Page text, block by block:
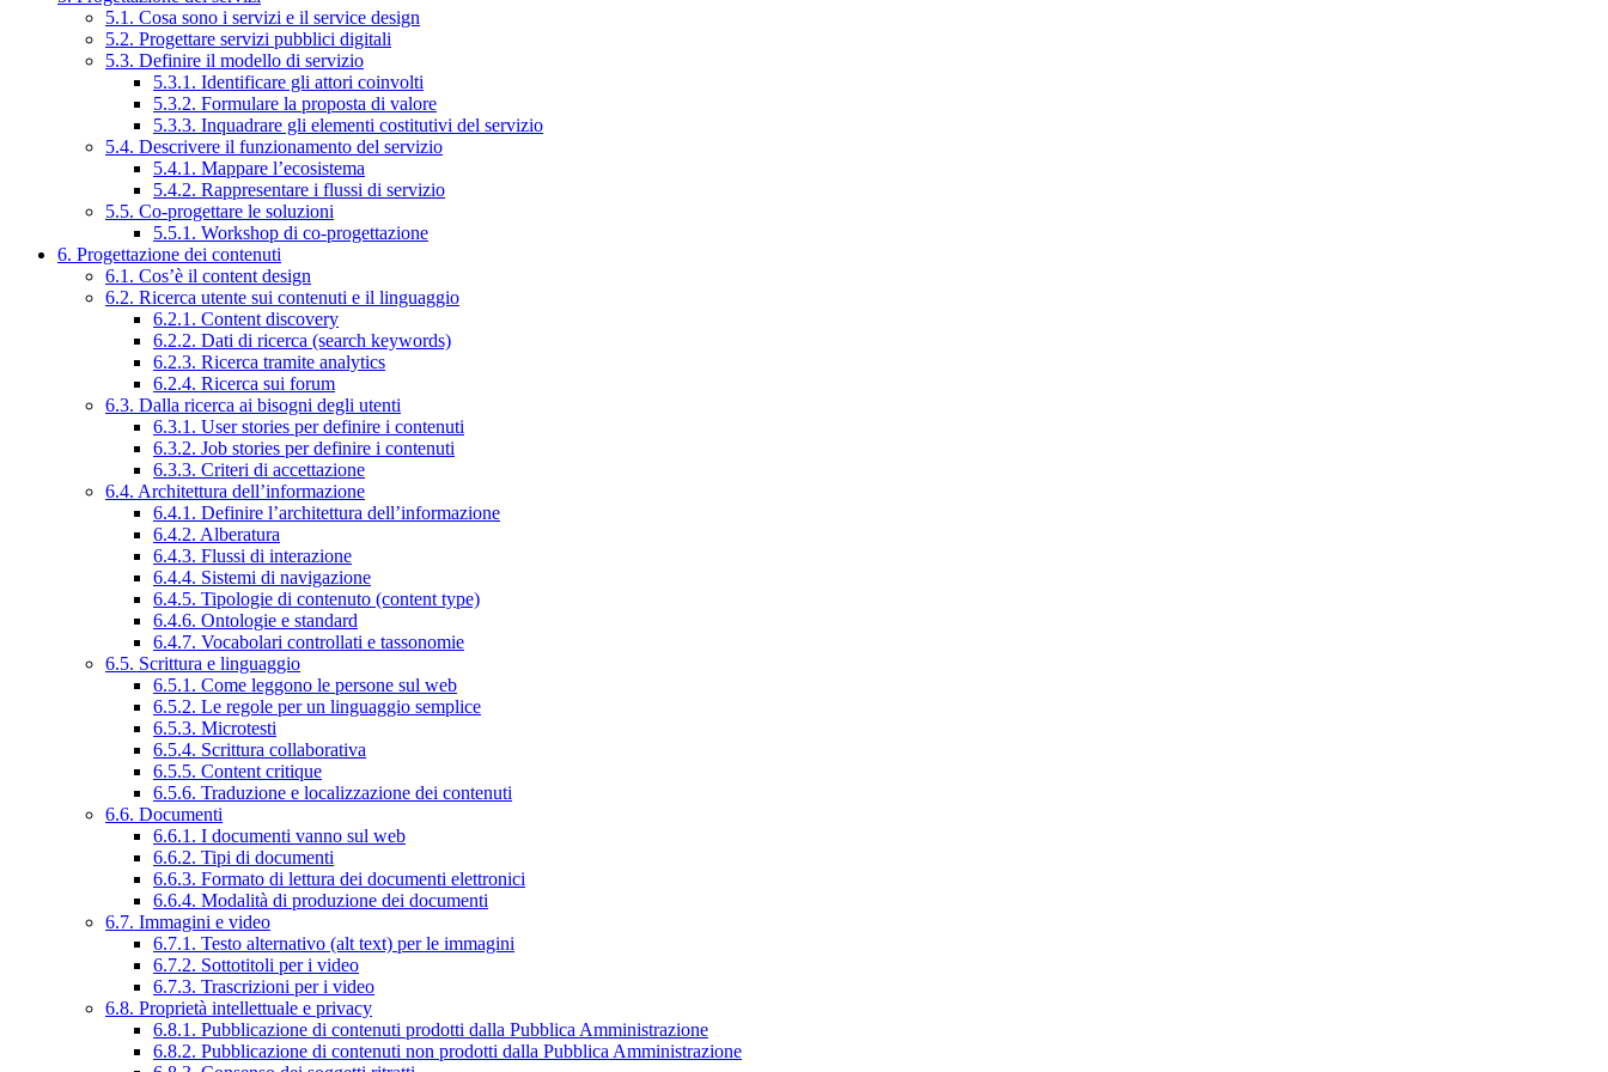
5.1. Cosa sono i servizi e il service design
5.2. Progettare servizi pubblici digitali
5.3. Definire il modello di servizio
5.3.1. Identificare gli attori coinvolti
5.3.2. Formulare la proposta di valore
5.3.3. Inquadrare gli elementi costitutivi del servizio
5.4. Descrivere il funzionamento del servizio
5.4.1. Mappare l’ecosistema
5.4.2. Rappresentare i flussi di servizio
5.5. Co-progettare le soluzioni
5.5.1. Workshop di co-progettazione
6. Progettazione dei contenuti
6.1. Cos’è il content design
6.2. Ricerca utente sui contenuti e il linguaggio
6.2.1. Content discovery
6.2.2. Dati di ricerca (search keywords)
6.2.3. Ricerca tramite analytics
6.2.4. Ricerca sui forum
6.3. Dalla ricerca ai bisogni degli utenti
6.3.1. User stories per definire i contenuti
6.3.2. Job stories per definire i contenuti
6.3.3. Criteri di accettazione
6.4. Architettura dell’informazione
6.4.1. Definire l’architettura dell’informazione
6.4.2. Alberatura
6.4.3. Flussi di interazione
6.4.4. Sistemi di navigazione
6.4.5. Tipologie di contenuto (content type)
6.4.6. Ontologie e standard
6.4.7. Vocabolari controllati e tassonomie
6.5. Scrittura e linguaggio
6.5.1. Come leggono le persone sul web
6.5.2. Le regole per un linguaggio semplice
6.5.3. Microtesti
6.5.4. Scrittura collaborativa
6.5.5. Content critique
6.5.6. Traduzione e localizzazione dei contenuti
6.6. Documenti
6.6.1. I documenti vanno sul web
6.6.2. Tipi di documenti
6.6.3. Formato di lettura dei documenti elettronici
6.6.4. Modalità di produzione dei documenti
6.7. Immagini e video
6.7.1. Testo alternativo (alt text) per le immagini
6.7.2. Sottotitoli per i video
6.7.3. Trascrizioni per i video
6.8. Proprietà intellettuale e privacy
6.8.1. Pubblicazione di contenuti prodotti dalla Pubblica Amministrazione
6.8.2. Pubblicazione di contenuti non prodotti dalla Pubblica Amministrazione